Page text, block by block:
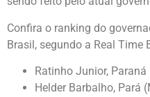
Confira o ranking do
Brasil, segundo a Real Time
Ratinho Junior, Paraná
Helder Barbalho, Pará